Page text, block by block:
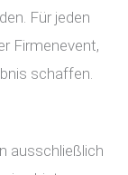
Für jeden
Firmenevent,
schaffen.
ausschließlich